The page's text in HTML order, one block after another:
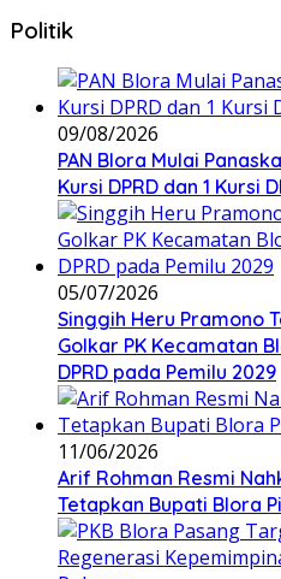
Politik
09/08/2026
‎PAN Blora Mulai
Kursi DPRD dan 1 Kursi
05/07/2026
Singgih Heru Pramono
Golkar PK Kecamatan
DPRD pada Pemilu 2029
11/06/2026
Arif Rohman Resmi
Tetapkan Bupati Blora